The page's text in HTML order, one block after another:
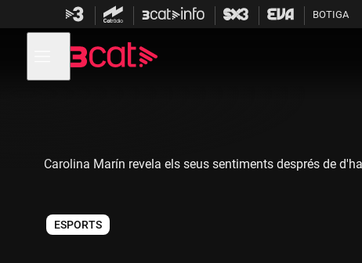
contingut
BOTIGA
menú
de
ESPORTS
Carolina Marín revela els seus sentiments després de